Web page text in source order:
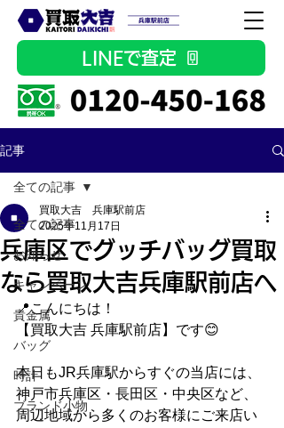
LINEで査定
記事
全ての記事
お知らせ
キャンペーン
貴金属
バッグ
時計
ブランド小物
全ての記事
兵庫区でグッチバッグ買取
なら買取大吉兵庫駅前店へ
買取大吉 兵庫駅前店
2025年11月17日
📍こんにちは！
【買取大吉 兵庫駅前店】です😊
本日もJR兵庫駅からすぐの当店には、
神戸市兵庫区・長田区・中央区など、
周辺地域から多くのお客様にご来店い